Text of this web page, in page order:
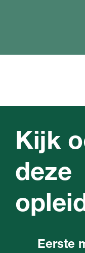
Kijk
deze
Eerste